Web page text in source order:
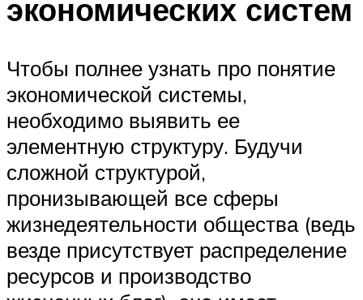
экономических систем
Чтобы полнее узнать про понятие
экономической системы,
необходимо выявить ее
элементную структуру. Будучи
сложной структурой,
пронизывающей все сферы
жизнедеятельности общества (ведь
везде присутствует распределение
ресурсов и производство